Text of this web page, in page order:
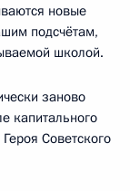
новые
подсчётам,
школой.
заново
капитального
Советского